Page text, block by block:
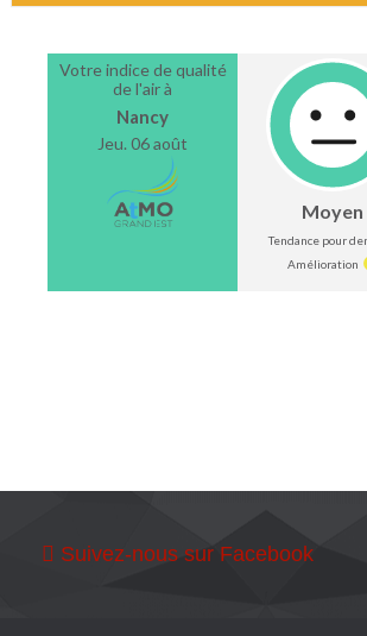
Suivez-nous sur Facebook